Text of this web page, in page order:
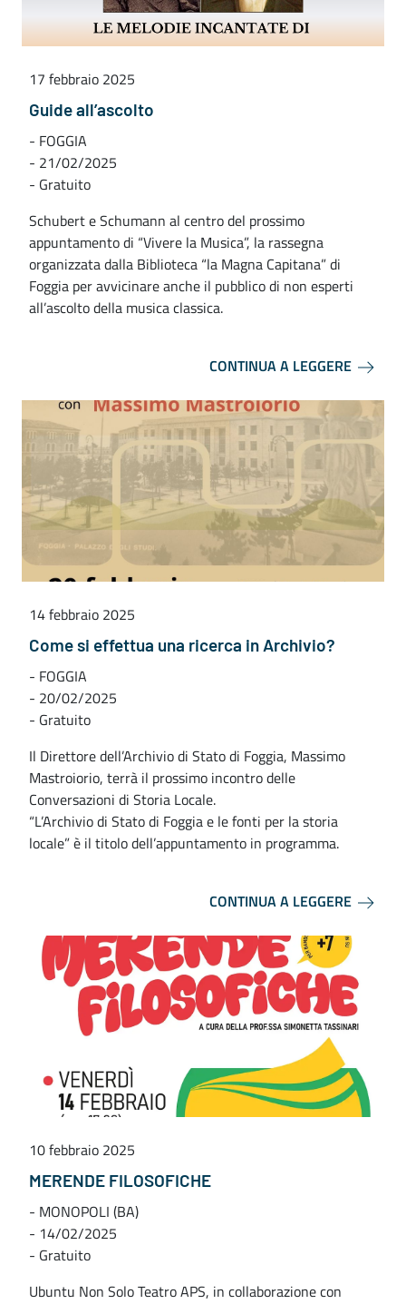
17 febbraio 2025
Guide all’ascolto
- FOGGIA
- 21/02/2025
- Gratuito
Schubert e Schumann al centro del prossimo
appuntamento di “Vivere la Musica”, la rassegna
organizzata dalla Biblioteca “la Magna Capitana” di
Foggia per avvicinare anche il pubblico di non esperti
all’ascolto della musica classica.
CONTINUA A LEGGERE
14 febbraio 2025
Come si effettua una ricerca in Archivio?
- FOGGIA
- 20/02/2025
- Gratuito
Il Direttore dell’Archivio di Stato di Foggia, Massimo
Mastroiorio, terrà il prossimo incontro delle
Conversazioni di Storia Locale.
“L’Archivio di Stato di Foggia e le fonti per la storia
locale” è il titolo dell’appuntamento in programma.
CONTINUA A LEGGERE
10 febbraio 2025
MERENDE FILOSOFICHE
- MONOPOLI (BA)
- 14/02/2025
- Gratuito
Ubuntu Non Solo Teatro APS, in collaborazione con